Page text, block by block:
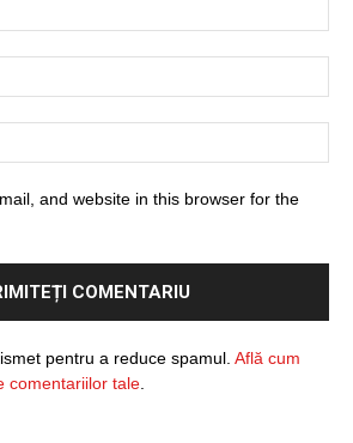
and website in this browser for the
pentru a reduce spamul. Află cum
comentariilor tale